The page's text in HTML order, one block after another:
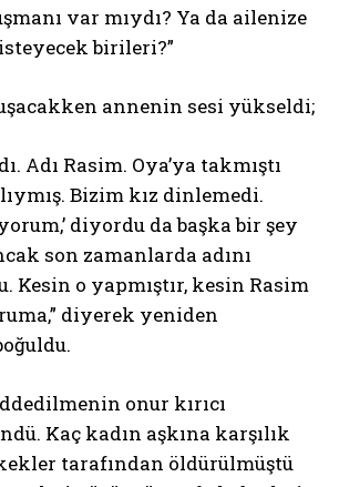
var mıydı? Ya da ailenize
birileri?”
annenin sesi yükseldi;
Adı Rasim. Oya’ya takmıştı
Bizim kız dinlemedi.
diyordu da başka bir şey
son zamanlarda adını
Kesin o yapmıştır, kesin Rasim
diyerek yeniden
onur kırıcı
Kaç kadın aşkına karşılık
tarafından öldürülmüştü